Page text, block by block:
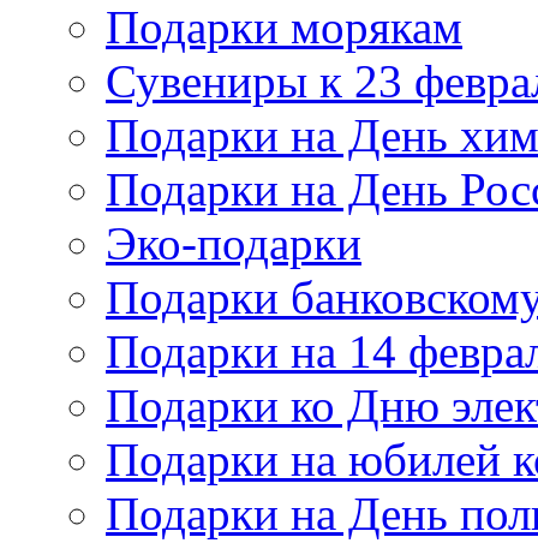
Подарки морякам
Сувениры к 23
Подарки на День
Подарки на День
Эко-подарки
Подарки
Подарки на 14
Подарки ко Дню
Подарки на юбилей
Подарки на День